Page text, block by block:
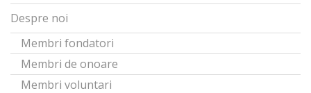
Despre noi
Membri fondatori
Membri de onoare
Membri voluntari